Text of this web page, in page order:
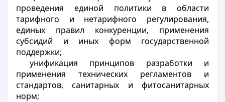
проведения единой политики в области
тарифного и нетарифного регулирования,
единых правил конкуренции, применения
субсидий и иных форм государственной
поддержки;
унификация принципов разработки и
применения технических регламентов и
стандартов, санитарных и фитосанитарных
норм;